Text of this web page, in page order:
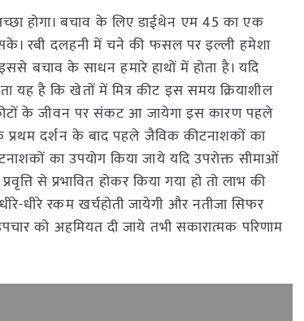
होगा। बचाव के लिए डाईथेन एम 45 का एक
रबी दलहनी में चने की फसल पर इल्ली हमेशा
बचाव के साधन हमारे हाथों में होता है। यदि
है कि खेतों में मित्र कीट इस समय क्रियाशील
के जीवन पर संकट आ जायेगा इस कारण पहले
प्रथम दर्शन के बाद पहले जैविक कीटनाशकों का
का उपयोग किया जाये यदि उपरोक्त सीमाओं
से प्रभावित होकर किया गया हो तो लाभ की
धीरे रकम खर्चहोती जायेगी और नतीजा सिफर
को अहमियत दी जाये तभी सकारात्मक परिणाम